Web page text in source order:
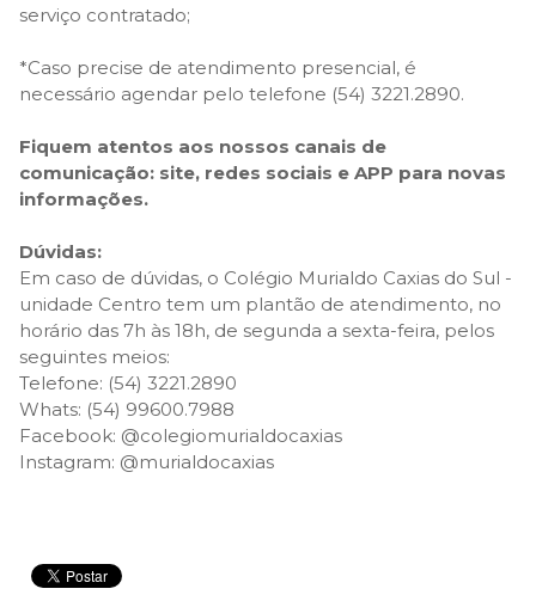
serviço contratado;
*Caso precise de atendimento presencial, é
necessário agendar pelo telefone (54) 3221.2890.
Fiquem atentos aos nossos canais de
comunicação: site, redes sociais e APP para novas
informações.
Dúvidas:
Em caso de dúvidas, o Colégio Murialdo Caxias do Sul -
unidade Centro tem um plantão de atendimento, no
horário das 7h às 18h, de segunda a sexta-feira, pelos
seguintes meios:
Telefone: (54) 3221.2890
Whats: (54) 99600.7988
Facebook: @colegiomurialdocaxias
Instagram: @murialdocaxias